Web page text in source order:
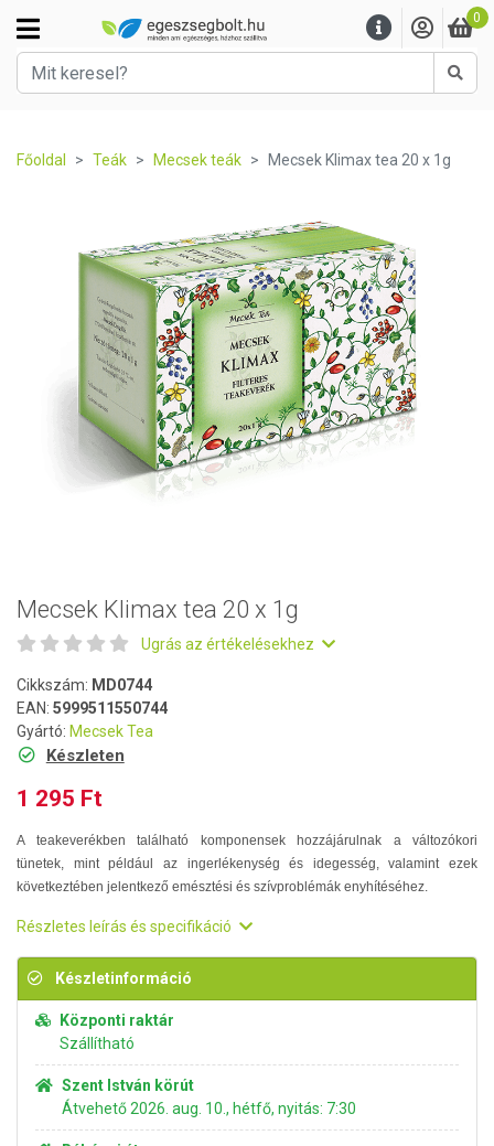
0
Főoldal Teák Mecsek teák Mecsek Klimax tea 20 x 1g
Mecsek Klimax tea 20 x 1g
Ugrás az értékelésekhez
Cikkszám: MD0744
EAN: 5999511550744
Gyártó: Mecsek Tea
Készleten
1 295 Ft
A teakeverékben található komponensek hozzájárulnak a változókori
tünetek, mint például az ingerlékenység és idegesség, valamint ezek
következtében jelentkező emésztési és szívproblémák enyhítéséhez.
Részletes leírás és specifikáció
Készletinformáció
Központi raktár
Szállítható
Szent István körút
Átvehető 2026. aug. 10., hétfő, nyitás: 7:30